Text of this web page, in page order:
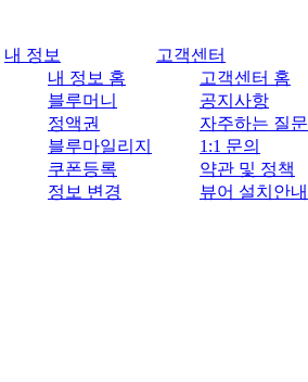
내 정보
내 정보 홈
블루머니
정액권
블루마일리지
쿠폰등록
정보 변경
고객센터
고객센터 홈
공지사항
자주하는 질문
1:1 문의
약관 및 정책
뷰어 설치안내